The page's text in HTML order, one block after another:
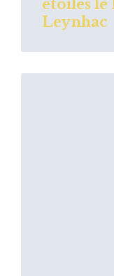
étoiles le
Leynhac
Read